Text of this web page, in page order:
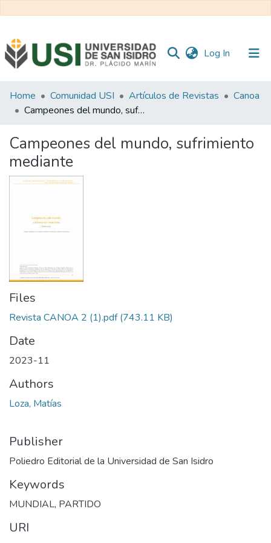
Log In (current)
Communities
&
All of RI USI
Statistics
Home Comunidad USI Artículos de Revistas
Canoa
Campeones del mundo, sufrimiento mediante
Campeones del mundo, sufrimiento
mediante
Files
Revista CANOA 2 (1).pdf(743.11 KB)
Date
2023-11
Authors
Loza, Matías
Publisher
Poliedro Editorial de la Universidad de San Isidro
Keywords
MUNDIAL, PARTIDO
URI